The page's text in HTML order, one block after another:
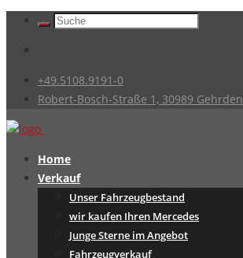
+49.5108.9191-0
Robert-Bosch-Straße 1, 30989 Gehrden
Home
Verkauf
Unser Fahrzeugbestand
wir kaufen Ihren Mercedes
Junge Sterne im Angebot
Fahrzeugverkauf